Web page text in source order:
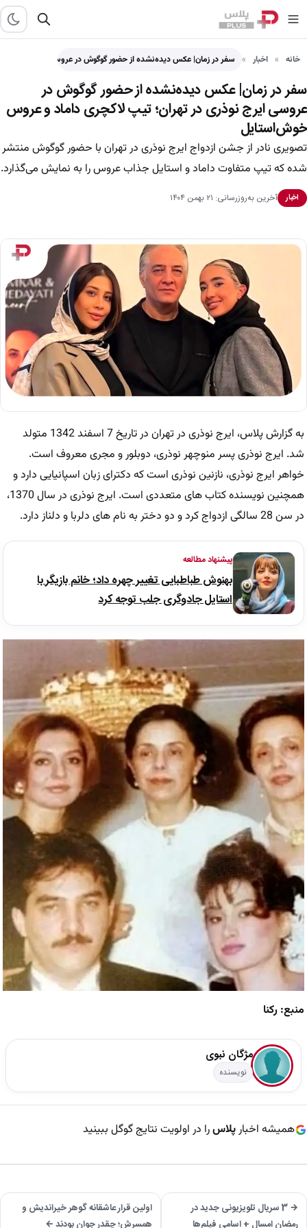
خانه اخبار سفر در زمان| عکس دیده‌نشده از حضور گوگوش در عروسی…
سفر در زمان| عکس دیده‌نشده از حضور گوگوش در
عروسی ایرج نوذری در تهران؛ تیپ لاکچری داماد و عروس
خوش‌استایل
تصویری نادر از جشن ازدواج ایرج نوذری در تهران با حضور گوگوش منتشر
شده که تیپ متفاوت داماد و استایل جذاب عروس را به نمایش می‌گذارد.
اخبار آخرین به‌روزرسانی: ۲۱ بهمن ۱۴۰۴
به گزارش پلاس، ایرج نوذری در تهران در تاریخ 7 اسفند 1342 متولد
شد. ایرج نوذری پسر منوچهر نوذری، دوبلور و مجری معروف است.
خواهر ایرج نوذری، نازنین نوذری است که دکترای زبان اسپانیایی دارد و
همچنین نویسنده کتاب های متعددی است. ایرج نوذری در سال 1370،
در سن 28 سالگی ازدواج کرد و دو دختر به نام های دلربا و دلناز دارد.
پیشنهاد مطالعه
بهنوش طباطبایی تغییر چهره داد؛ خانم بازیگر با
استایل جادوگری جلب توجه کرد
منبع: رکنا
مژگان نبوی
نویسنده
همیشه اخبارپلاسرا در اولویت نتایج گوگل ببینید
→ 3 سریال تلویزیونی جدید در
رمضان امسال + اسامی فیلم‌ها
اولین قرار عاشقانه گوهر خیراندیش و
همسرش؛ چقدر جوان بودند ←